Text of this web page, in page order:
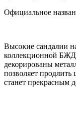
Официальное
Высокие сандалии
коллекционной
декорированы
позволяет
станет прекрасным